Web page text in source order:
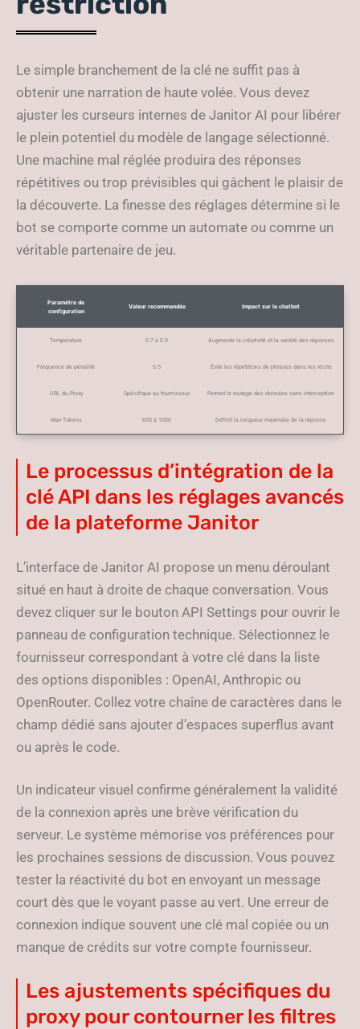
Le simple branchement de la clé ne suffit pas à
obtenir une narration de haute volée. Vous devez
ajuster les curseurs internes de Janitor AI pour libérer
le plein potentiel du modèle de langage sélectionné.
Une machine mal réglée produira des réponses
répétitives ou trop prévisibles qui gâchent le plaisir de
la découverte. La finesse des réglages détermine si le
bot se comporte comme un automate ou comme un
véritable partenaire de jeu.
Paramètre de
configuration
Valeur recommandée Impact sur le chatbot
Température 0.7 à 0.9 Augmente la créativité et la variété des réponses
Fréquence de pénalité 0.5 Évite les répétitions de phrases dans les récits
URL du Proxy Spécifique au fournisseur Permet le routage des données sans interception
Max Tokens 600 à 1000 Définit la longueur maximale de la réponse
Le processus d’intégration de la
clé API dans les réglages avancés
de la plateforme Janitor
L’interface de Janitor AI propose un menu déroulant
situé en haut à droite de chaque conversation. Vous
devez cliquer sur le bouton API Settings pour ouvrir le
panneau de configuration technique. Sélectionnez le
fournisseur correspondant à votre clé dans la liste
des options disponibles : OpenAI, Anthropic ou
OpenRouter. Collez votre chaîne de caractères dans le
champ dédié sans ajouter d’espaces superflus avant
ou après le code.
Un indicateur visuel confirme généralement la validité
de la connexion après une brève vérification du
serveur. Le système mémorise vos préférences pour
les prochaines sessions de discussion. Vous pouvez
tester la réactivité du bot en envoyant un message
court dès que le voyant passe au vert. Une erreur de
connexion indique souvent une clé mal copiée ou un
manque de crédits sur votre compte fournisseur.
Les ajustements spécifiques du
proxy pour contourner les filtres